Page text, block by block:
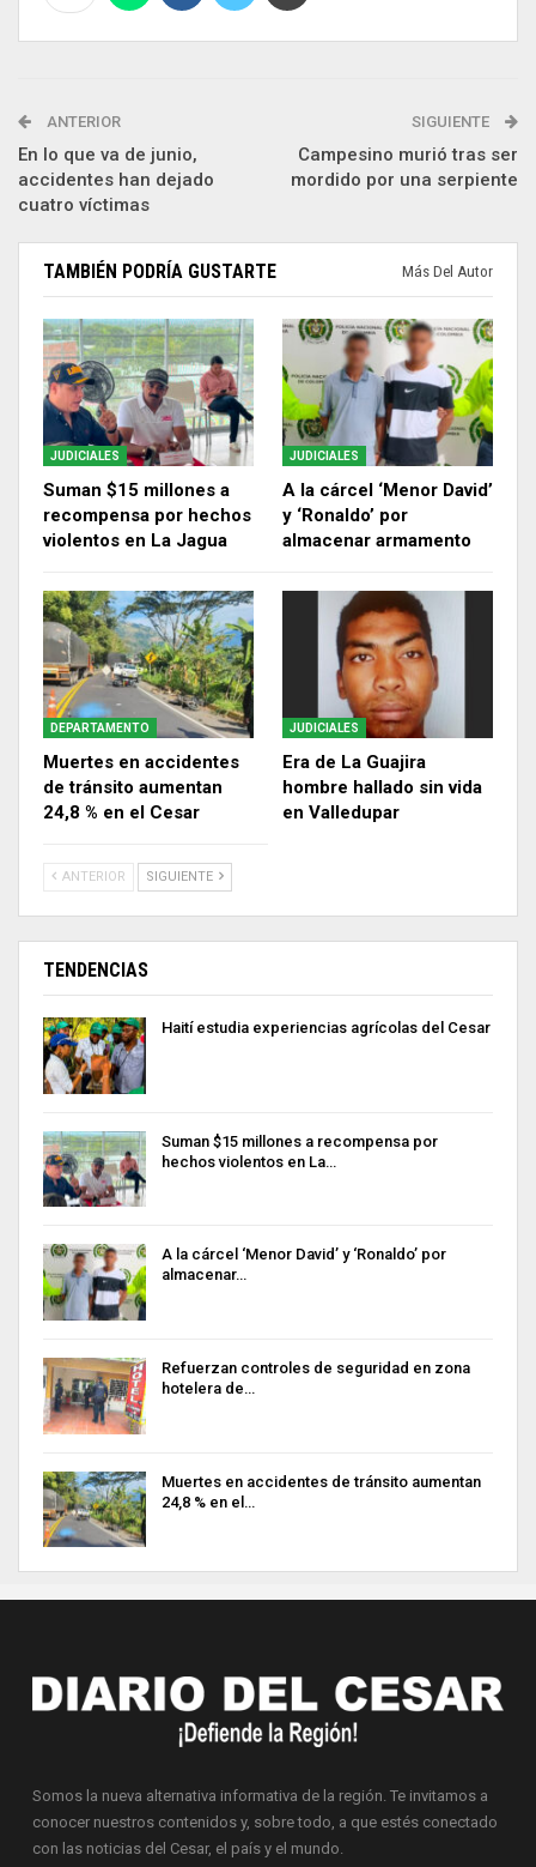
ANTERIOR
En lo que va de junio,
accidentes han dejado
cuatro víctimas
SIGUIENTE
Campesino murió tras ser
mordido por una serpiente
TAMBIÉN PODRÍA GUSTARTE Más Del Autor
JUDICIALES
Suman $15 millones a
recompensa por hechos
violentos en La Jagua
JUDICIALES
A la cárcel ‘Menor David’
y ‘Ronaldo’ por
almacenar armamento
DEPARTAMENTO
Muertes en accidentes
de tránsito aumentan
24,8 % en el Cesar
JUDICIALES
Era de La Guajira
hombre hallado sin vida
en Valledupar
ANTERIOR SIGUIENTE
TENDENCIAS
Haití estudia experiencias agrícolas del Cesar
Suman $15 millones a recompensa por
hechos violentos en La…
A la cárcel ‘Menor David’ y ‘Ronaldo’ por
almacenar…
Refuerzan controles de seguridad en zona
hotelera de…
Muertes en accidentes de tránsito aumentan
24,8 % en el…
Somos la nueva alternativa informativa de la región. Te invitamos a
conocer nuestros contenidos y, sobre todo, a que estés conectado
con las noticias del Cesar, el país y el mundo.